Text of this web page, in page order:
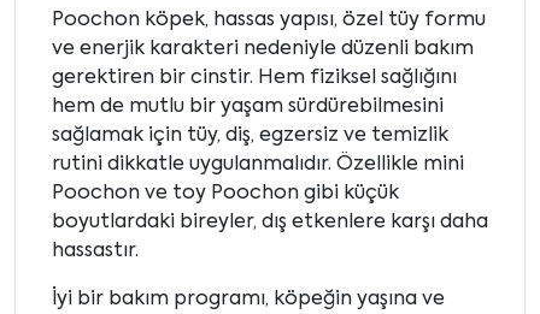
Poochon köpek, hassas yapısı, özel tüy formu
ve enerjik karakteri nedeniyle düzenli bakım
gerektiren bir cinstir. Hem fiziksel sağlığını
hem de mutlu bir yaşam sürdürebilmesini
sağlamak için tüy, diş, egzersiz ve temizlik
rutini dikkatle uygulanmalıdır. Özellikle mini
Poochon ve toy Poochon gibi küçük
boyutlardaki bireyler, dış etkenlere karşı daha
hassastır.
İyi bir bakım programı, köpeğin yaşına ve